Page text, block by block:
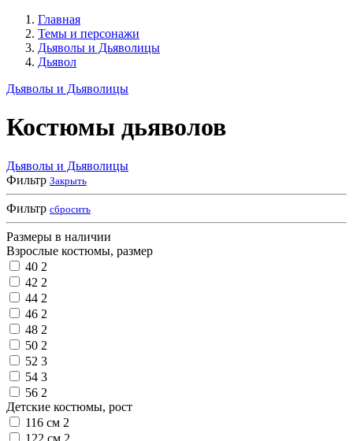
Главная
Темы и персонажи
Дьяволы и Дьяволицы
Дьявол
Дьяволы и Дьяволицы
Костюмы дьяволов
Дьяволы и Дьяволицы
Фильтр Закрыть
Фильтр сбросить
Размеры в наличии
Взрослые костюмы, размер
40 2
42 2
44 2
46 2
48 2
50 2
52 3
54 3
56 2
Детские костюмы, рост
116 см 2
122 см 2